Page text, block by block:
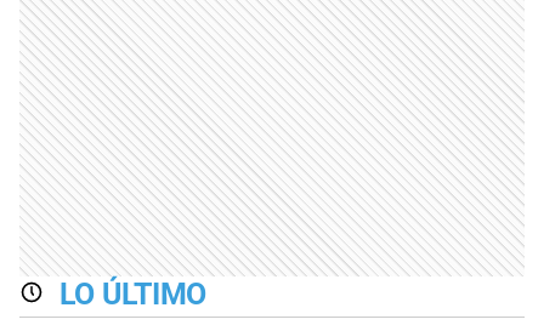
LO ÚLTIMO